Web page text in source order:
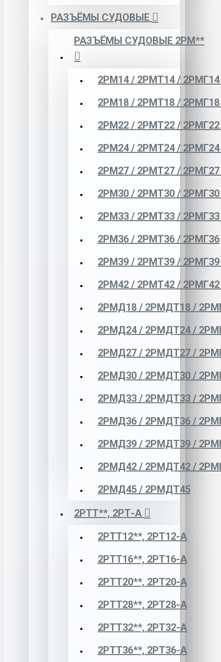
РАЗЪЁМЫ СУДОВЫЕ
РАЗЪЁМЫ СУДОВЫЕ 2РМ**
2РМ14 / 2РМТ14 /
2РМ18 / 2РМТ18 /
2РМ22 / 2РМТ22 /
2РМ24 / 2РМТ24 /
2РМ27 / 2РМТ27 /
2РМ30 / 2РМТ30 /
2РМ33 / 2РМТ33 /
2РМ36 / 2РМТ36 / 2РМГ36
2РМ39 / 2РМТ39 /
2РМ42 / 2РМТ42 /
2РМД18 / 2РМДТ18 /
2РМД24 / 2РМДТ24 /
2РМД27 / 2РМДТ27 /
2РМД30 / 2РМДТ30 /
2РМД33 / 2РМДТ33 /
2РМД36 / 2РМДТ36 /
2РМД39 / 2РМДТ39 /
2РМД42 / 2РМДТ42 /
2РМД45 / 2РМДТ45
2РТТ**, 2РТ-А
2РТТ12**, 2РТ12-А
2РТТ16**, 2РТ16-А
2РТТ20**, 2РТ20-А
2РТТ28**, 2РТ28-А
2РТТ32**, 2РТ32-А
2РТТ36**, 2РТ36-А